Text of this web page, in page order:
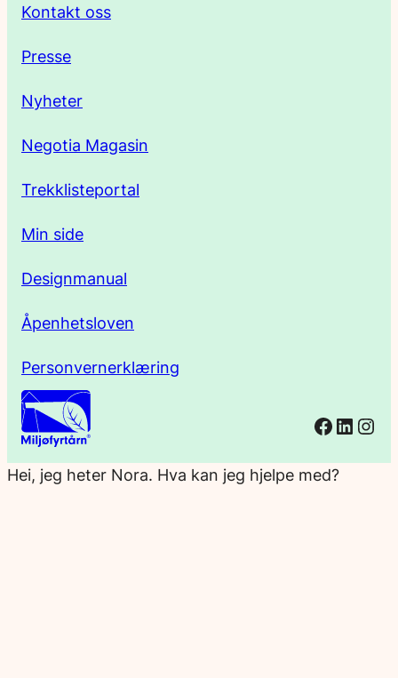
Kontakt oss
Presse
Nyheter
Negotia Magasin
Trekklisteportal
Min side
Designmanual
Åpenhetsloven
Personvernerklæring
Hei, jeg heter Nora. Hva kan jeg hjelpe med?